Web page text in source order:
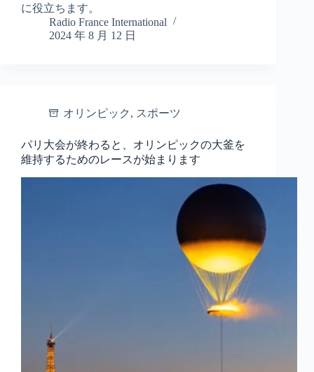
に役立ちます。
Radio France International
2024 年 8 月 12 日
オリンピック , スポーツ
パリ大会が終わると、オリンピックの大釜を
維持するためのレースが始まります